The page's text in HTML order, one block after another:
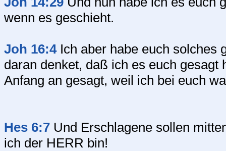
wenn es geschieht.
Joh 16:4Ich aber habe euch solches
daran denket, daß ich es euch
Anfang an gesagt, weil ich bei euch
Hes 6:7 Und Erschlagene sollen
ich der HERR bin!